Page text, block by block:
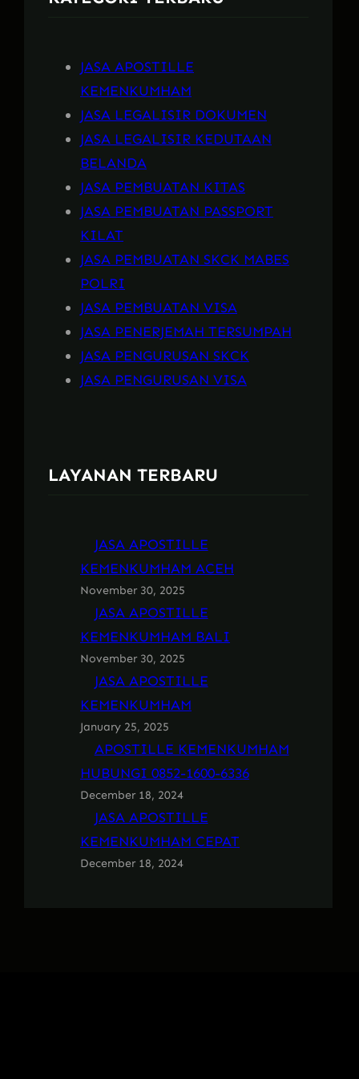
JASA APOSTILLE
KEMENKUMHAM
JASA LEGALISIR DOKUMEN
JASA LEGALISIR KEDUTAAN
BELANDA
JASA PEMBUATAN KITAS
JASA PEMBUATAN PASSPORT
KILAT
JASA PEMBUATAN SKCK MABES
POLRI
JASA PEMBUATAN VISA
JASA PENERJEMAH TERSUMPAH
JASA PENGURUSAN SKCK
JASA PENGURUSAN VISA
LAYANAN TERBARU
JASA APOSTILLE
KEMENKUMHAM ACEH
November 30, 2025
JASA APOSTILLE
KEMENKUMHAM BALI
November 30, 2025
JASA APOSTILLE
KEMENKUMHAM
January 25, 2025
APOSTILLE KEMENKUMHAM
HUBUNGI 0852-1600-6336
December 18, 2024
JASA APOSTILLE
KEMENKUMHAM CEPAT
December 18, 2024